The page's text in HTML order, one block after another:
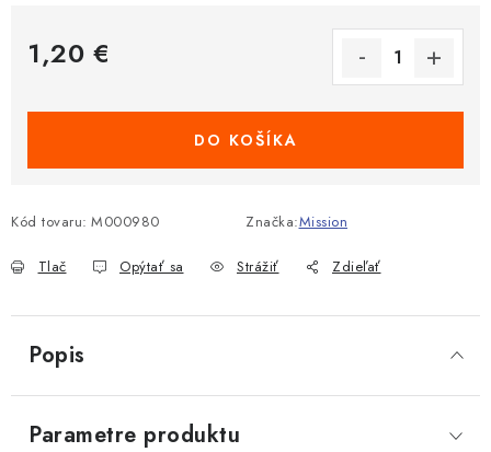
1,20 €
DO KOŠÍKA
Kód tovaru: M000980 Značka:Mission
Tlač Opýtať sa Strážiť Zdieľať
Popis
Parametre produktu